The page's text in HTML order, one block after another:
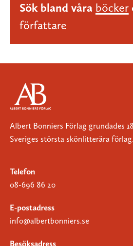
Sök bland våra böcker
författare
Albert Bonniers Förlag grundades
Sveriges största skönlitterära förlag.
Telefon
08-696 86 20
E-postadress
info@albertbonniers.se
Besöksadress